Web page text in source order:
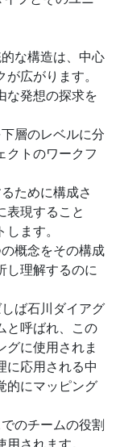
な構造は、中心
広がります。
な発想の探求を
層のレベルに分
クトのワークフ
ために構成さ
表現すること
ます。
概念をその構成
し理解するのに
ば石川ダイアグ
と呼ばれ、この
グに使用されま
に応用される中
的にマッピング
のチームの役割
されます。